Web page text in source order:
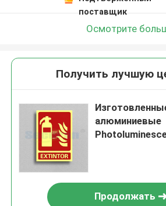
поставщик
Осмотрите
Получить лучшую
алюминиевые
Продолжать